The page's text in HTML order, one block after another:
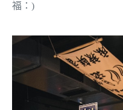
福：)